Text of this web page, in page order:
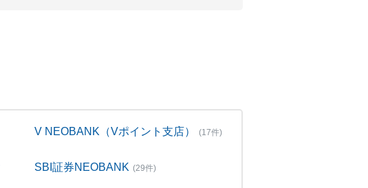
V NEOBANK（Vポイント支店） (17件)
SBI証券NEOBANK (29件)